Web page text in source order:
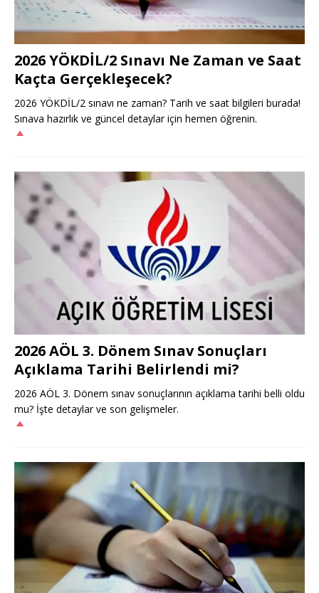
2026 YÖKDİL/2 Sınavı Ne Zaman ve Saat
Kaçta Gerçekleşecek?
2026 YÖKDİL/2 sınavı ne zaman? Tarih ve saat bilgileri burada!
Sınava hazırlık ve güncel detaylar için hemen öğrenin.
2026 AÖL 3. Dönem Sınav Sonuçları
Açıklama Tarihi Belirlendi mi?
2026 AÖL 3. Dönem sınav sonuçlarının açıklama tarihi belli oldu
mu? İşte detaylar ve son gelişmeler.